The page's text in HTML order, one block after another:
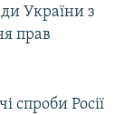
України з
прав
спроби Росії